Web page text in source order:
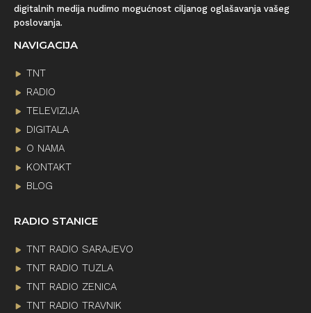
digitalnih medija nudimo mogućnost ciljanog oglašavanja vašeg
poslovanja.
NAVIGACIJA
TNT
RADIO
TELEVIZIJA
DIGITALA
O NAMA
KONTAKT
BLOG
RADIO STANICE
TNT RADIO SARAJEVO
TNT RADIO TUZLA
TNT RADIO ZENICA
TNT RADIO TRAVNIK